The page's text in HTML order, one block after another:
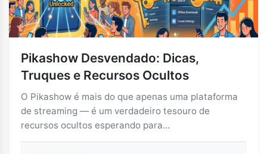
Pikashow Desvendado: Dicas,
Truques e Recursos Ocultos
O Pikashow é mais do que apenas uma plataforma
de streaming — é um verdadeiro tesouro de
recursos ocultos esperando para...